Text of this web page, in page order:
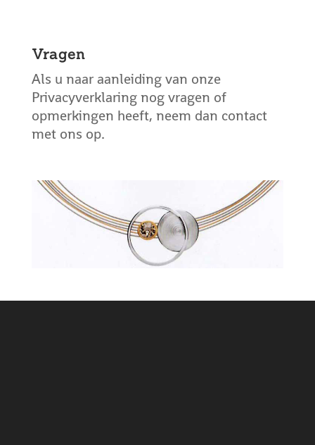
Vragen
Als u naar aanleiding van onze
Privacyverklaring nog vragen of
opmerkingen heeft, neem dan contact
met ons op.